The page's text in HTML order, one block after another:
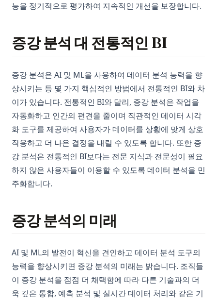
능을 정기적으로 평가하여 지속적인 개선을 보장합니다.
증강 분석 대 전통적인 BI
증강 분석은 AI 및 ML을 사용하여 데이터 분석 능력을 향
상시키는 등 몇 가지 핵심적인 방법에서 전통적인 BI와 차
이가 있습니다. 전통적인 BI와 달리, 증강 분석은 작업을
자동화하고 인간의 편견을 줄이며 직관적인 데이터 시각
화 도구를 제공하여 사용자가 데이터를 상황에 맞게 상호
작용하고 더 나은 결정을 내릴 수 있도록 합니다. 또한 증
강 분석은 전통적인 BI보다는 전문 지식과 전문성이 필요
하지 않은 사용자들이 이용할 수 있도록 데이터 분석을 민
주화합니다.
증강 분석의 미래
AI 및 ML의 발전이 혁신을 견인하고 데이터 분석 도구의
능력을 향상시키면 증강 분석의 미래는 밝습니다. 조직들
이 증강 분석을 점점 더 채택함에 따라 다른 기술과의 더
욱 깊은 통합, 예측 분석 및 실시간 데이터 처리와 같은 기